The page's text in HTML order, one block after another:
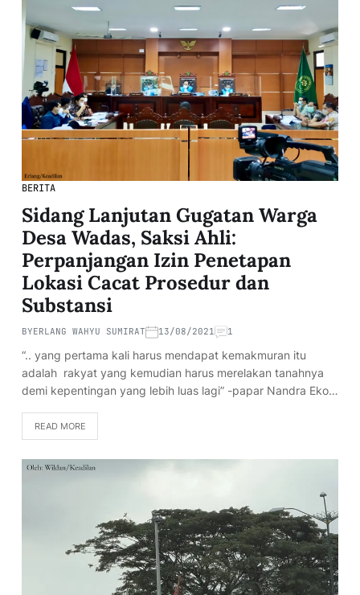
BERITA
Sidang Lanjutan Gugatan Warga
Desa Wadas, Saksi Ahli:
Perpanjangan Izin Penetapan
Lokasi Cacat Prosedur dan
Substansi
BYERLANG WAHYU SUMIRAT 13/08/2021 1
“.. yang pertama kali harus mendapat kemakmuran itu
adalah rakyat yang kemudian harus merelakan tanahnya
demi kepentingan yang lebih luas lagi” -papar Nandra Eko…
READ MORE